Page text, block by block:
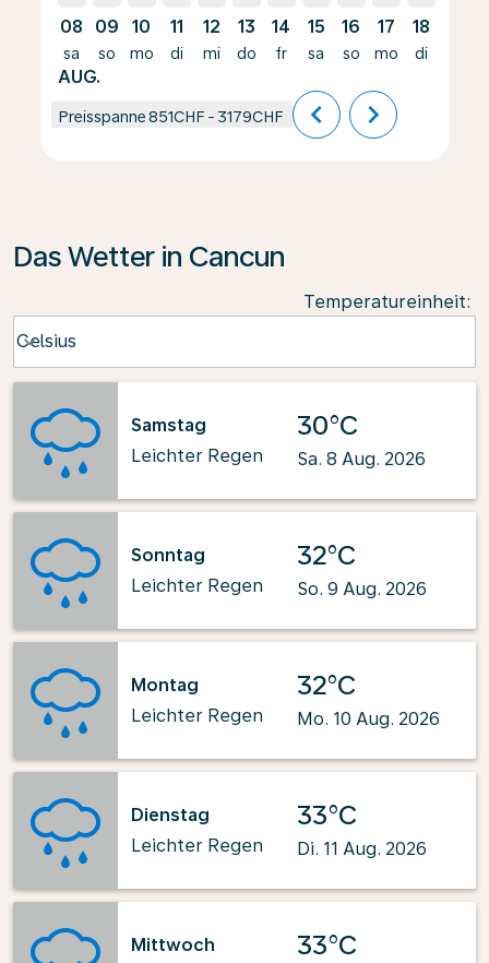
08
sa
AUG.
09
so
10
mo
11
di
12
mi
13
do
14
fr
15
sa
16
so
17
mo
18
di
Preisspanne851CHF - 3179CHF chevron_left chevron_right
Das Wetter in Cancun
Temperatureinheit:
Celsius
keyboard_arrow_down
Samstag
Leichter Regen
30°C
Sa. 8 Aug. 2026
Sonntag
Leichter Regen
32°C
So. 9 Aug. 2026
Montag
Leichter Regen
32°C
Mo. 10 Aug. 2026
Dienstag
Leichter Regen
33°C
Di. 11 Aug. 2026
Mittwoch
33°C